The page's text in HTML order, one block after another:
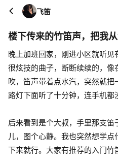
飞笛
楼下传来的竹笛声，把我
晚上加班回家，刚进小区就听
很炫技的曲子，断断续续的，
吹，笛声带着点水汽，突然就
路灯下面听了十分钟，连手机都
后来看到是个大叔，手里那支
儿，图个心静。我也突然想学
下来就行。大家有推荐的入门竹